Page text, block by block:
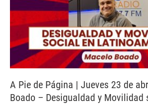
A Pie de Página | Jueves 23 de
Boado – Desigualdad y Movilidad